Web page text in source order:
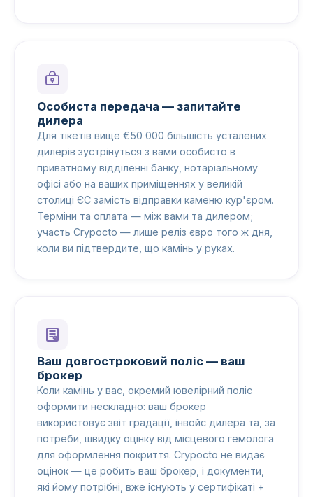
Особиста передача — запитайте
дилера
Для тікетів вище €50 000 більшість усталених
дилерів зустрінуться з вами особисто в
приватному відділенні банку, нотаріальному
офісі або на ваших приміщеннях у великій
столиці ЄС замість відправки каменю кур'єром.
Терміни та оплата — між вами та дилером;
участь Crypocto — лише реліз євро того ж дня,
коли ви підтвердите, що камінь у руках.
Ваш довгостроковий поліс — ваш
брокер
Коли камінь у вас, окремий ювелірний поліс
оформити нескладно: ваш брокер
використовує звіт градації, інвойс дилера та, за
потреби, швидку оцінку від місцевого гемолога
для оформлення покриття. Crypocto не видає
оцінок — це робить ваш брокер, і документи,
які йому потрібні, вже існують у сертифікаті +